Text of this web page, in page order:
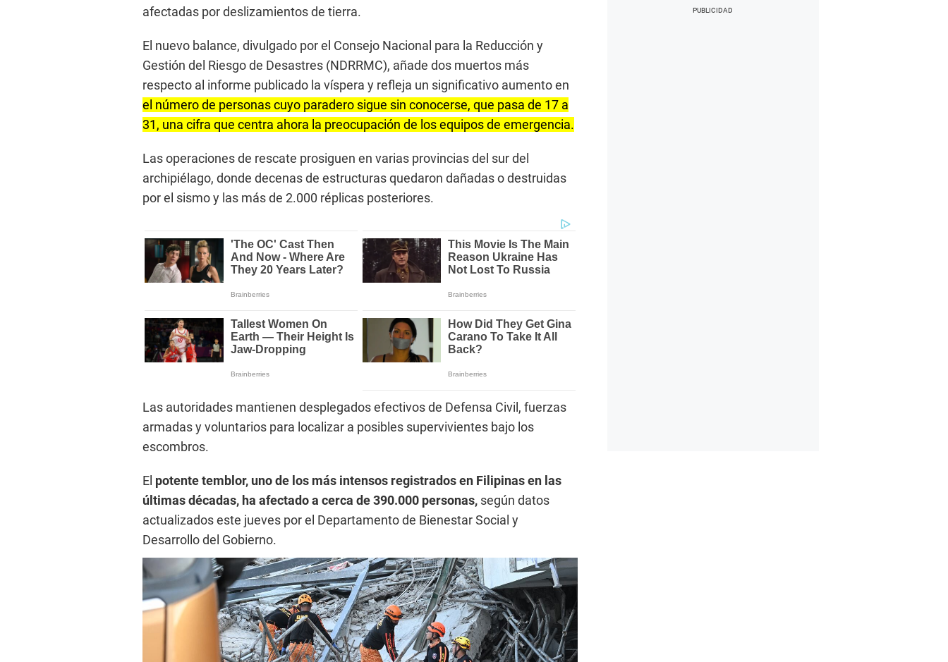
afectadas por deslizamientos de tierra.
El nuevo balance, divulgado por el Consejo Nacional para la Reducción y
Gestión del Riesgo de Desastres (NDRRMC), añade dos muertos más
respecto al informe publicado la víspera y refleja un significativo aumento en
el número de personas cuyo paradero sigue sin conocerse, que pasa de 17 a
31, una cifra que centra ahora la preocupación de los equipos de emergencia.
Las operaciones de rescate prosiguen en varias provincias del sur del
archipiélago, donde decenas de estructuras quedaron dañadas o destruidas
por el sismo y las más de 2.000 réplicas posteriores.
Las autoridades mantienen desplegados efectivos de Defensa Civil, fuerzas
armadas y voluntarios para localizar a posibles supervivientes bajo los
escombros.
El potente temblor, uno de los más intensos registrados en Filipinas en las
últimas décadas, ha afectado a cerca de 390.000 personas, según datos
actualizados este jueves por el Departamento de Bienestar Social y
Desarrollo del Gobierno.